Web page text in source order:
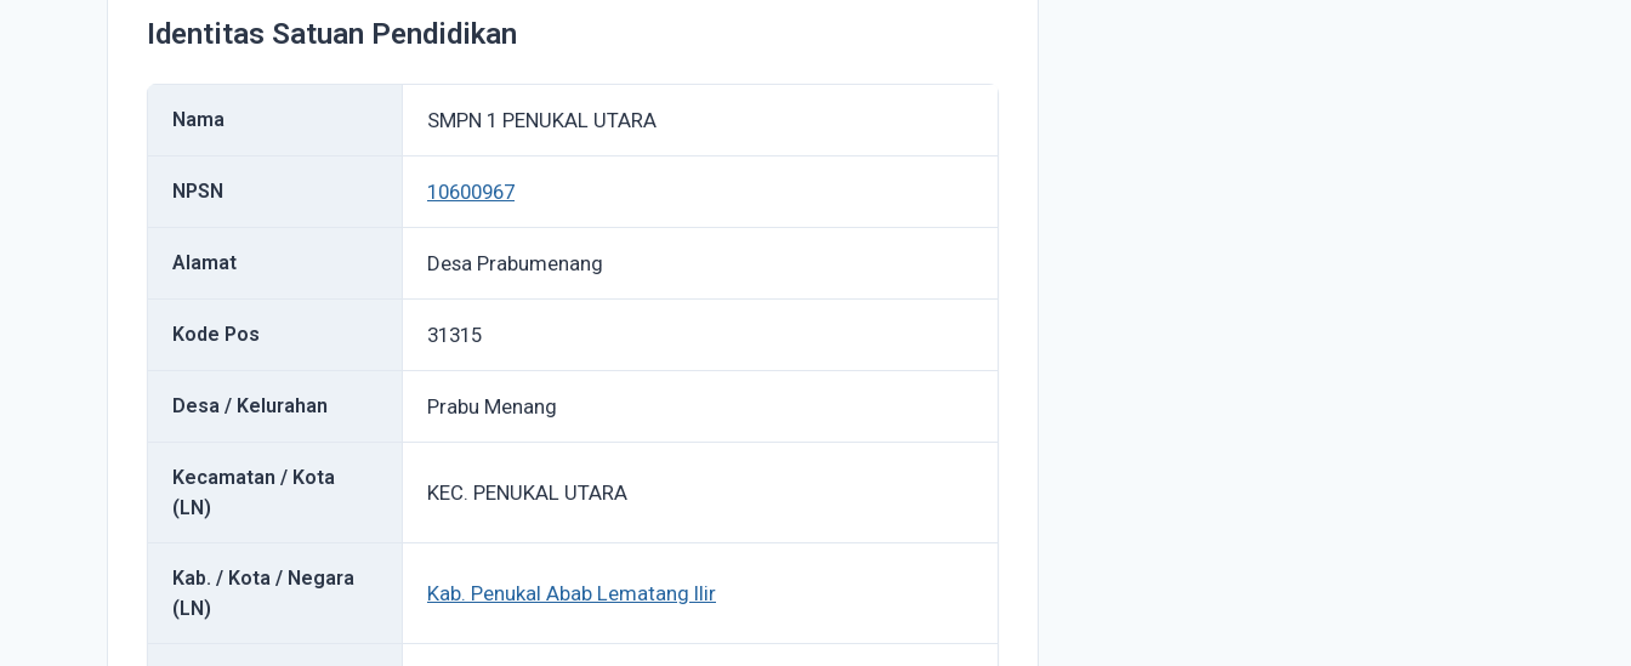
Identitas Satuan Pendidikan
Nama SMPN 1 PENUKAL UTARA
NPSN 10600967
Alamat Desa Prabumenang
Kode Pos 31315
Desa / Kelurahan Prabu Menang
Kecamatan / Kota
(LN)
KEC. PENUKAL UTARA
Kab. / Kota / Negara
(LN)
Kab. Penukal Abab Lematang Ilir